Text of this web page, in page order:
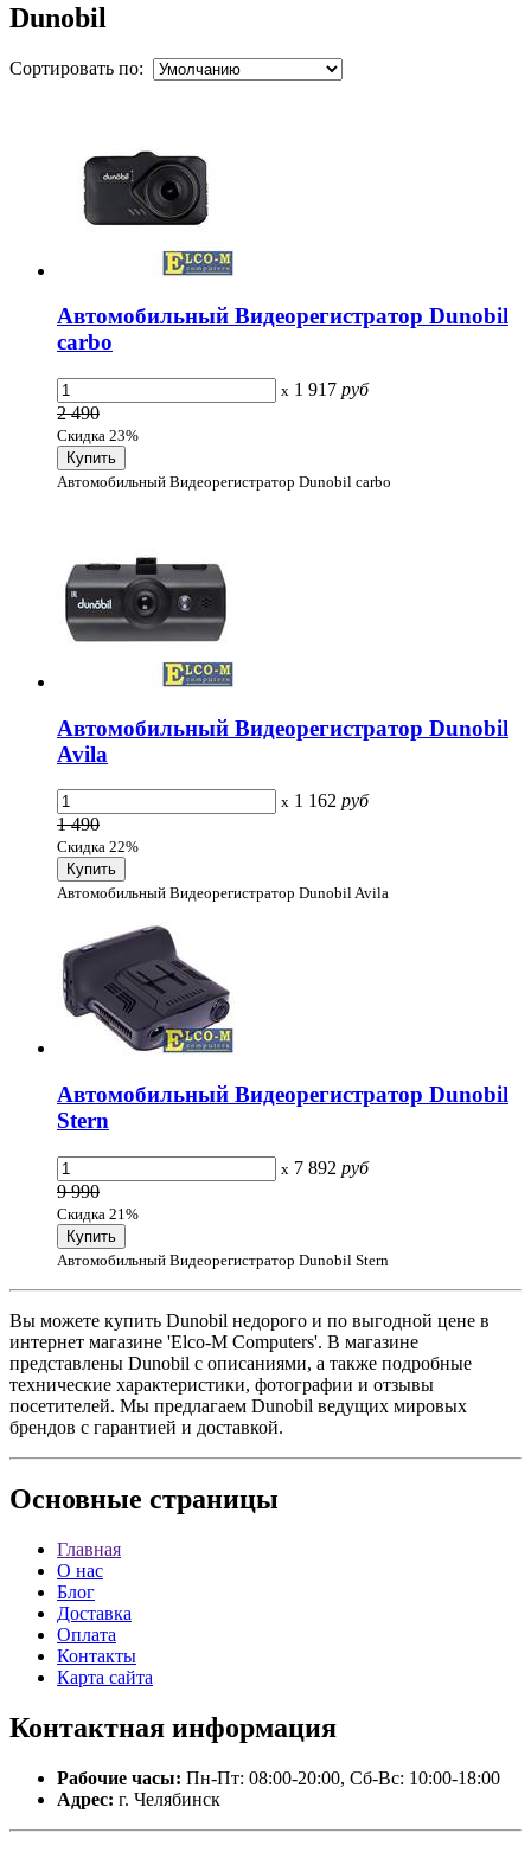
Dunobil
Сортировать по:
Автомобильный Видеорегистратор Dunobil
carbo
x 1 917 руб
2 490
Скидка 23%
Автомобильный Видеорегистратор Dunobil carbo
Автомобильный Видеорегистратор Dunobil
Avila
x 1 162 руб
1 490
Скидка 22%
Автомобильный Видеорегистратор Dunobil Avila
Автомобильный Видеорегистратор Dunobil
Stern
x 7 892 руб
9 990
Скидка 21%
Автомобильный Видеорегистратор Dunobil Stern
Вы можете купить Dunobil недорого и по выгодной цене в
интернет магазине 'Elco-M Computers'. В магазине
представлены Dunobil с описаниями, а также подробные
технические характеристики, фотографии и отзывы
посетителей. Мы предлагаем Dunobil ведущих мировых
брендов с гарантией и доставкой.
Основные страницы
Главная
О нас
Блог
Доставка
Оплата
Контакты
Карта сайта
Контактная информация
Рабочие часы: Пн-Пт: 08:00-20:00, Сб-Вс: 10:00-18:00
Адрес: г. Челябинск